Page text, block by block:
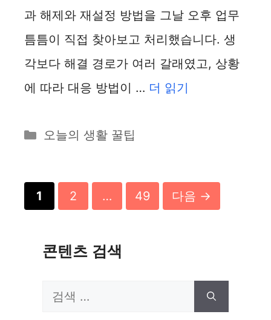
과 해제와 재설정 방법을 그날 오후 업무
틈틈이 직접 찾아보고 처리했습니다. 생
각보다 해결 경로가 여러 갈래였고, 상황
에 따라 대응 방법이 … 더 읽기
카
리
오늘의 생활 꿀팁
페
1
페
2 …
페
49 다음 →
콘텐츠 검색
검